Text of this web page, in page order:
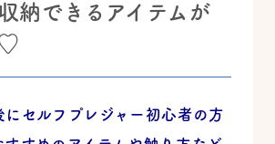
納できるアイテムが
♡
セルフプレジャー初心者の方